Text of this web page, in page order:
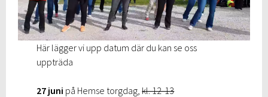
Här lägger vi upp datum där du kan se oss
uppträda
27 juni på Hemse torgdag,kl. 12-13